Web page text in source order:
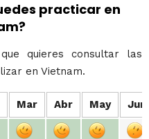
practicar en
quieres consultar las
en Vietnam.
Mar Abr May Jun